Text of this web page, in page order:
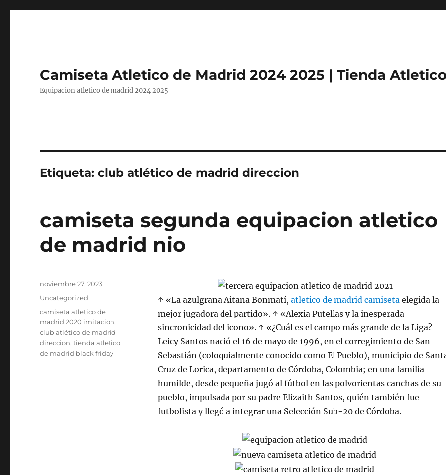
Camiseta Atletico de Madrid 2024 2025 | Tienda
Equipacion atletico de madrid 2024 2025
Etiqueta:club atlético de madrid direccion
camiseta segunda equipacion atletico
de madrid nio
↑ «La azulgrana Aitana Bonmatí, atletico de madrid camiseta elegida la
mejor jugadora del partido». ↑ «Alexia Putellas y la inesperada
sincronicidad del icono». ↑ «¿Cuál es el campo más grande de la Liga?
Leicy Santos nació el 16 de mayo de 1996, en el corregimiento de San
Sebastián (coloquialmente conocido como El Pueblo), municipio de
Cruz de Lorica, departamento de Córdoba, Colombia; en una familia
humilde, desde pequeña jugó al fútbol en las polvorientas canchas de su
pueblo, impulsada por su padre Elizaith Santos, quién también fue
futbolista y llegó a integrar una Selección Sub-20 de Córdoba.
Publicado
noviembre 27, 2023
Categorías
Uncategorized
Etiquetas
camiseta atletico de
madrid 2020 imitacion,
club atlético de madrid
direccion,tienda atletico
de madrid black friday